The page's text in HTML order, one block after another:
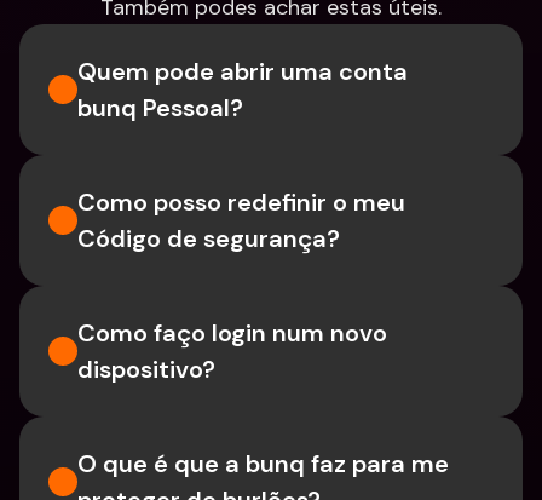
Também podes achar estas úteis.
Quem pode abrir uma conta
bunq Pessoal?
Como posso redefinir o meu
Código de segurança?
Como faço login num novo
dispositivo?
O que é que a bunq faz para me